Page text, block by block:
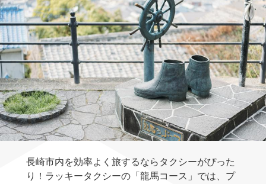
長崎市内を効率よく旅するならタクシーがぴった
り！ラッキータクシーの「龍馬コース」では、プ